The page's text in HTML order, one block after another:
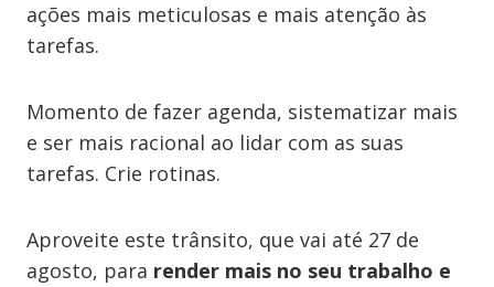
ações mais meticulosas e mais atenção às
tarefas.
Momento de fazer agenda, sistematizar mais
e ser mais racional ao lidar com as suas
tarefas. Crie rotinas.
Aproveite este trânsito, que vai até 27 de
agosto, para render mais no seu trabalho e